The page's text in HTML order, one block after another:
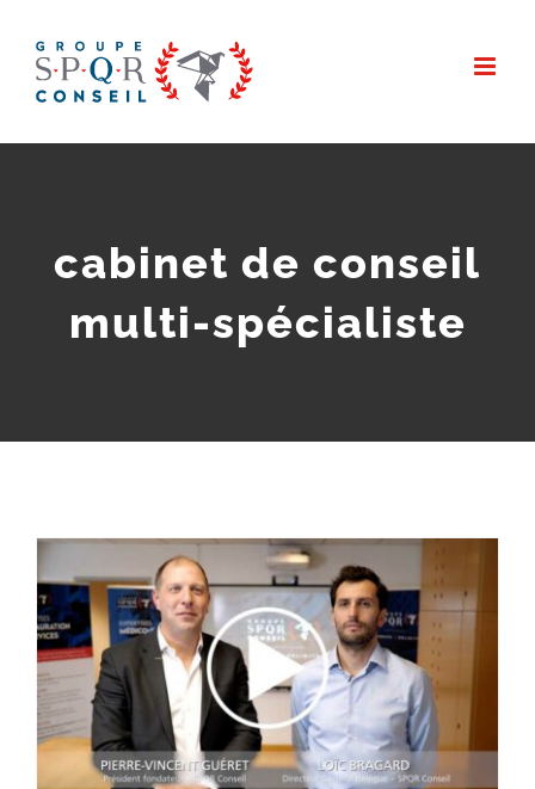
contenu
cabinet de conseil
multi-spécialiste